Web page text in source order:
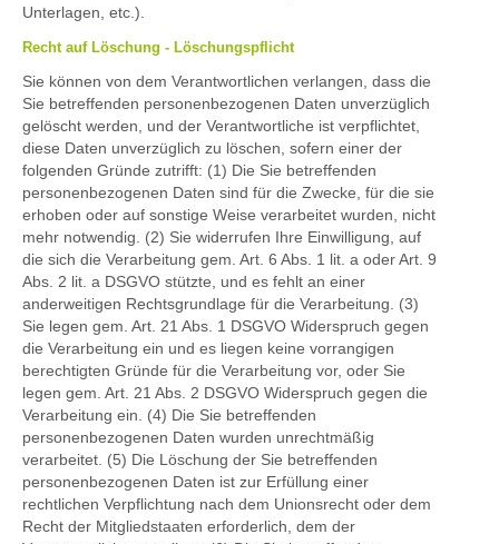
Unterlagen, etc.).
Recht auf Löschung - Löschungspflicht
Sie können von dem Verantwortlichen verlangen, dass die
Sie betreffenden personenbezogenen Daten unverzüglich
gelöscht werden, und der Verantwortliche ist verpflichtet,
diese Daten unverzüglich zu löschen, sofern einer der
folgenden Gründe zutrifft: (1) Die Sie betreffenden
personenbezogenen Daten sind für die Zwecke, für die sie
erhoben oder auf sonstige Weise verarbeitet wurden, nicht
mehr notwendig. (2) Sie widerrufen Ihre Einwilligung, auf
die sich die Verarbeitung gem. Art. 6 Abs. 1 lit. a oder Art. 9
Abs. 2 lit. a DSGVO stützte, und es fehlt an einer
anderweitigen Rechtsgrundlage für die Verarbeitung. (3)
Sie legen gem. Art. 21 Abs. 1 DSGVO Widerspruch gegen
die Verarbeitung ein und es liegen keine vorrangigen
berechtigten Gründe für die Verarbeitung vor, oder Sie
legen gem. Art. 21 Abs. 2 DSGVO Widerspruch gegen die
Verarbeitung ein. (4) Die Sie betreffenden
personenbezogenen Daten wurden unrechtmäßig
verarbeitet. (5) Die Löschung der Sie betreffenden
personenbezogenen Daten ist zur Erfüllung einer
rechtlichen Verpflichtung nach dem Unionsrecht oder dem
Recht der Mitgliedstaaten erforderlich, dem der